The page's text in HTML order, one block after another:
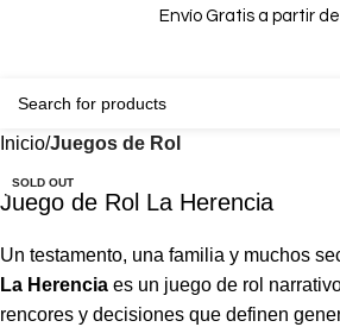
Envío Gratis a partir
Inicio Juegos de Rol
SOLD OUT
Juego de Rol La Herencia
Un testamento, una familia y muchos
La Herencia es un juego de rol
rencores y decisiones que definen